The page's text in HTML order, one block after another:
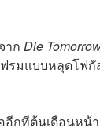
าก Die
ฟรมแบบหลุดโฟ
อีกทีต้นเดือนหน้